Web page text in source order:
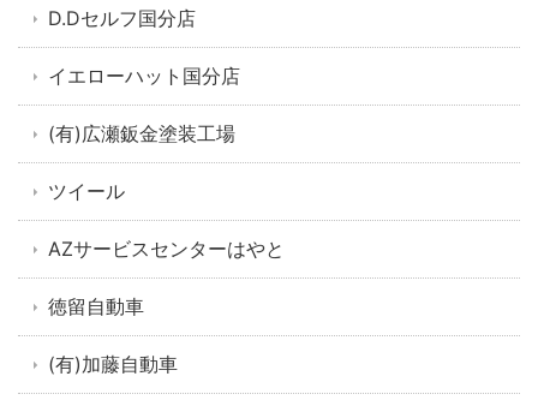
D.Dセルフ国分店
イエローハット国分店
(有)広瀬鈑金塗装工場
ツイール
AZサービスセンターはやと
徳留自動車
(有)加藤自動車